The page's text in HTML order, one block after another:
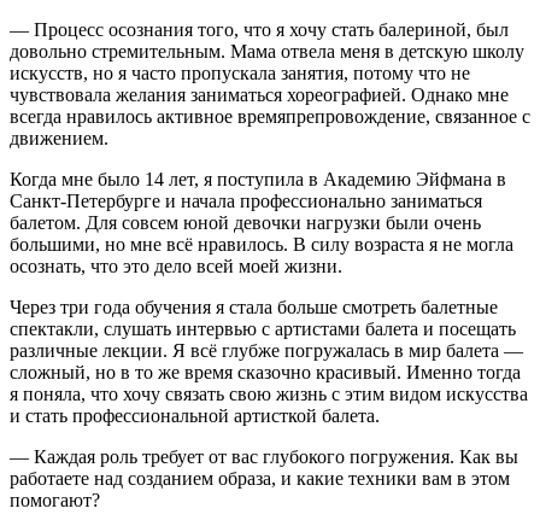
— Процесс осознания того, что я хочу стать балериной, был
довольно стремительным. Мама отвела меня в детскую школу
искусств, но я часто пропускала занятия, потому что не
чувствовала желания заниматься хореографией. Однако мне
всегда нравилось активное времяпрепровождение, связанное с
движением.
Когда мне было 14 лет, я поступила в Академию Эйфмана в
Санкт-Петербурге и начала профессионально заниматься
балетом. Для совсем юной девочки нагрузки были очень
большими, но мне всё нравилось. В силу возраста я не могла
осознать, что это дело всей моей жизни.
Через три года обучения я стала больше смотреть балетные
спектакли, слушать интервью с артистами балета и посещать
различные лекции. Я всё глубже погружалась в мир балета —
сложный, но в то же время сказочно красивый. Именно тогда
я поняла, что хочу связать свою жизнь с этим видом искусства
и стать профессиональной артисткой балета.
— Каждая роль требует от вас глубокого погружения. Как вы
работаете над созданием образа, и какие техники вам в этом
помогают?